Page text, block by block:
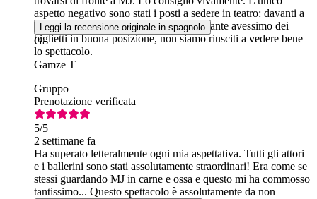
aspetto negativo sono stati i posti a sedere in teatro: davanti a
noi c'erano persone molto alte e, nonostante avessimo dei
biglietti in buona posizione, non siamo riusciti a vedere bene
lo spettacolo.
Leggi la recensione originale in spagnolo
G
Gamze T
Gruppo
Prenotazione verificata
5/5
2 settimane fa
Ha superato letteralmente ogni mia aspettativa. Tutti gli attori
e i ballerini sono stati assolutamente straordinari! Era come se
stessi guardando MJ in carne e ossa e questo mi ha commosso
tantissimo... Questo spettacolo è assolutamente da non